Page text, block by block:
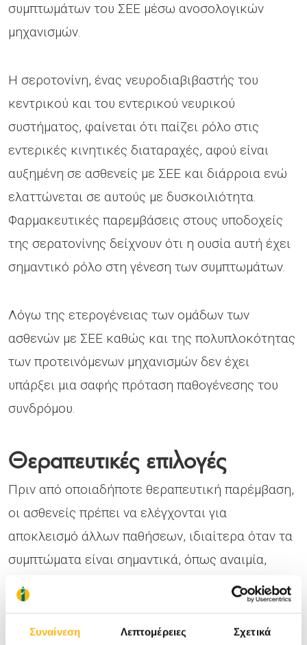
Συναίνεση Λεπτομέρειες Σχετικά
συμπτωμάτων του ΣΕΕ μέσω ανοσολογικών
μηχανισμών.
Η σεροτονίνη, ένας νευροδιαβιβαστής του
κεντρικού και του εντερικού νευρικού
συστήματος, φαίνεται ότι παίζει ρόλο στις
εντερικές κινητικές διαταραχές, αφού είναι
αυξημένη σε ασθενείς με ΣΕΕ και διάρροια ενώ
ελαττώνεται σε αυτούς με δυσκοιλιότητα.
Φαρμακευτικές παρεμβάσεις στους υποδοχείς
της σερατονίνης δείχνουν ότι η ουσία αυτή έχει
σημαντικό ρόλο στη γένεση των συμπτωμάτων.
Λόγω της ετερογένειας των ομάδων των
ασθενών με ΣΕΕ καθώς και της πολυπλοκότητας
των προτεινόμενων μηχανισμών δεν έχει
υπάρξει μια σαφής πρόταση παθογένεσης του
συνδρόμου.
Θεραπευτικές επιλογές
Πριν από οποιαδήποτε θεραπευτική παρέμβαση,
οι ασθενείς πρέπει να ελέγχονται για
αποκλεισμό άλλων παθήσεων, ιδιαίτερα όταν τα
συμπτώματα είναι σημαντικά, όπως αναιμία,
αιματοχεσία, απώλεια βάρους ή
κληρονομικότητα για κακοήθεια πεπτικού ή
φλεγμονώδεις εντεροπάθειες.